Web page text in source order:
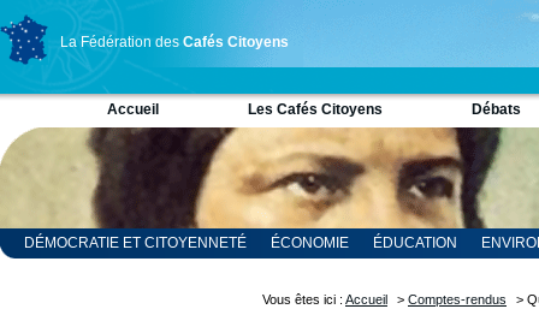
La Fédération des Cafés Citoyens
Accueil Les Cafés Citoyens Débats
DÉMOCRATIE ET CITOYENNETÉ ÉCONOMIE ÉDUCATION
Vous êtes ici : Accueil > Comptes-rendus >